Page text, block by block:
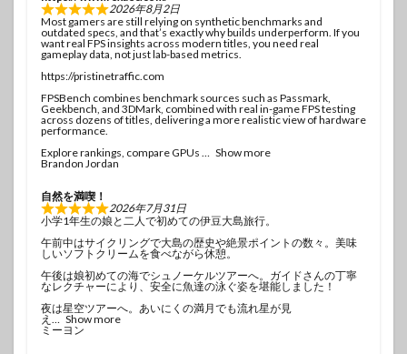
2026年8月2日
Most gamers are still relying on synthetic benchmarks and
outdated specs, and that’s exactly why builds underperform. If you
want real FPS insights across modern titles, you need real
gameplay data, not just lab-based metrics.
https://pristinetraffic.com
FPSBench combines benchmark sources such as Passmark,
Geekbench, and 3DMark, combined with real in-game FPS testing
across dozens of titles, delivering a more realistic view of hardware
performance.
Explore rankings, compare GPUs
Show more
Brandon Jordan
自然を満喫！
2026年7月31日
小学1年生の娘と二人で初めての伊豆大島旅行。
午前中はサイクリングで大島の歴史や絶景ポイントの数々。美味
しいソフトクリームを食べながら休憩。
午後は娘初めての海でシュノーケルツアーへ。ガイドさんの丁寧
なレクチャーにより、安全に魚達の泳ぐ姿を堪能しました！
夜は星空ツアーへ。あいにくの満月でも流れ星が見
え
Show more
ミーヨン